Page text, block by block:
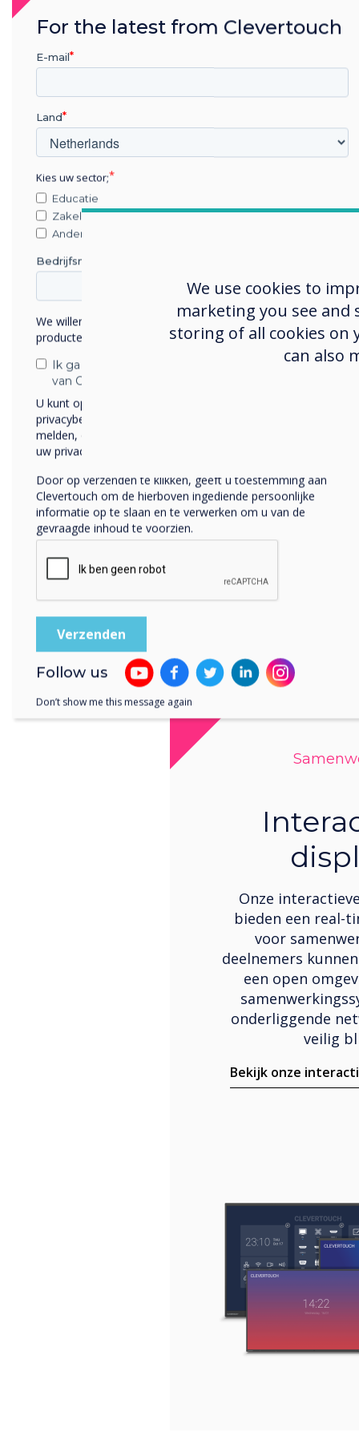
Samenwerking
Verbonden
bedrijfsentiteiten
Communications- en BYOD-
behulp van Zoom, Teams,
oplossingen waarmee
samenwerking. Op de
toekomst moeten
creativiteit en behendigheid
inhoudt dat ze de kracht van
moeten benutten om een
samenwerkingsomgeving te
samenwerking eenvoudiger
Onze
bieden een real-
voor
deelnemers
een open
onderliggende
veilig
Bekijk onze
We use cookies to
marketing you see and
storing of all cookies on
can also
For the latest from Clevertouch
E-mail
Land
Kies uw sector;
Educatie
Zakelijke dienstverlening
Anders
Bedrijfsnaam
We willen graag contact met u opnemen over onze
producten en diensten (via e-mail, telefoon of post).
Ik ga ermee akkoord om berichten te ontvangen
van Clevertouch.
U kunt op elk moment afmelden voor berichten. Bekijk ons
privacybeleid voor meer informatie over hoe je af te
melden, onze privacypraktijken en hoe we ons inzetten om
uw privacy te beschermen en respecteren.
Door op verzenden te klikken, geeft u toestemming aan
Clevertouch om de hierboven ingediende persoonlijke
informatie op te slaan en te verwerken om u van de
gevraagde inhoud te voorzien.
Follow us
Don’t show me this message again